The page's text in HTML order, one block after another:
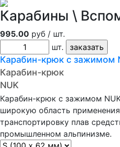
Карабины \
995.00 руб / шт.
шт.
Карабин-крюк с зажимом
Карабин-крюк
NUK
Карабин-крюк с зажимом
широкую область
транспортировку плав
промышленном альпинизме.